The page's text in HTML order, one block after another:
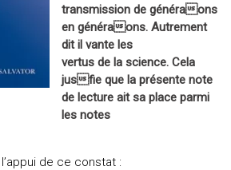
transmission de généraons
en généraons. Autrement
dit il vante les
vertus de la science. Cela
jusfie que la présente note
de lecture ait sa place parmi
les notes
de ce constat :